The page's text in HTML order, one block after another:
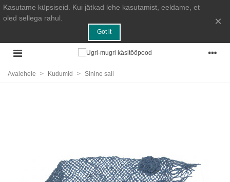
Kasutame küpsiseid. Kui jätkad lehe kasutamist, eeldame, et
oled sellega rahul.
Got it
×
Avalehele > Kudumid > Sinine sall